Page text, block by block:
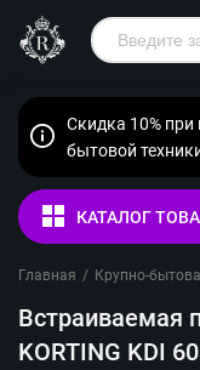
Скидка 10% при
бытовой
КАТАЛОГ
Главная / Крупно-
Встраиваемая
KORTING KDI